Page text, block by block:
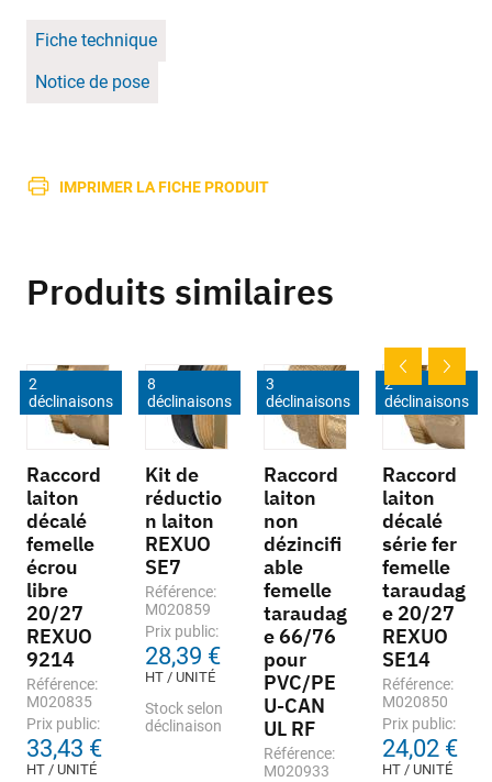
Fiche technique
Notice de pose
IMPRIMER LA FICHE PRODUIT
Produits similaires
2
déclinaisons
Raccord
laiton
décalé
femelle
écrou
libre
20/27
REXUO
9214
Référence:
M020835
Prix public:
33,43 €
HT / UNITÉ
8
déclinaisons
Kit de
réductio
n laiton
REXUO
SE7
Référence:
M020859
Prix public:
28,39 €
HT / UNITÉ
Stock selon
déclinaison
3
déclinaisons
Raccord
laiton
non
dézincifi
able
femelle
taraudag
e 66/76
pour
PVC/PE
U-CAN
UL RF
Référence:
M020933
2
déclinaisons
Raccord
laiton
décalé
série fer
femelle
taraudag
e 20/27
REXUO
SE14
Référence:
M020850
Prix public:
24,02 €
HT / UNITÉ